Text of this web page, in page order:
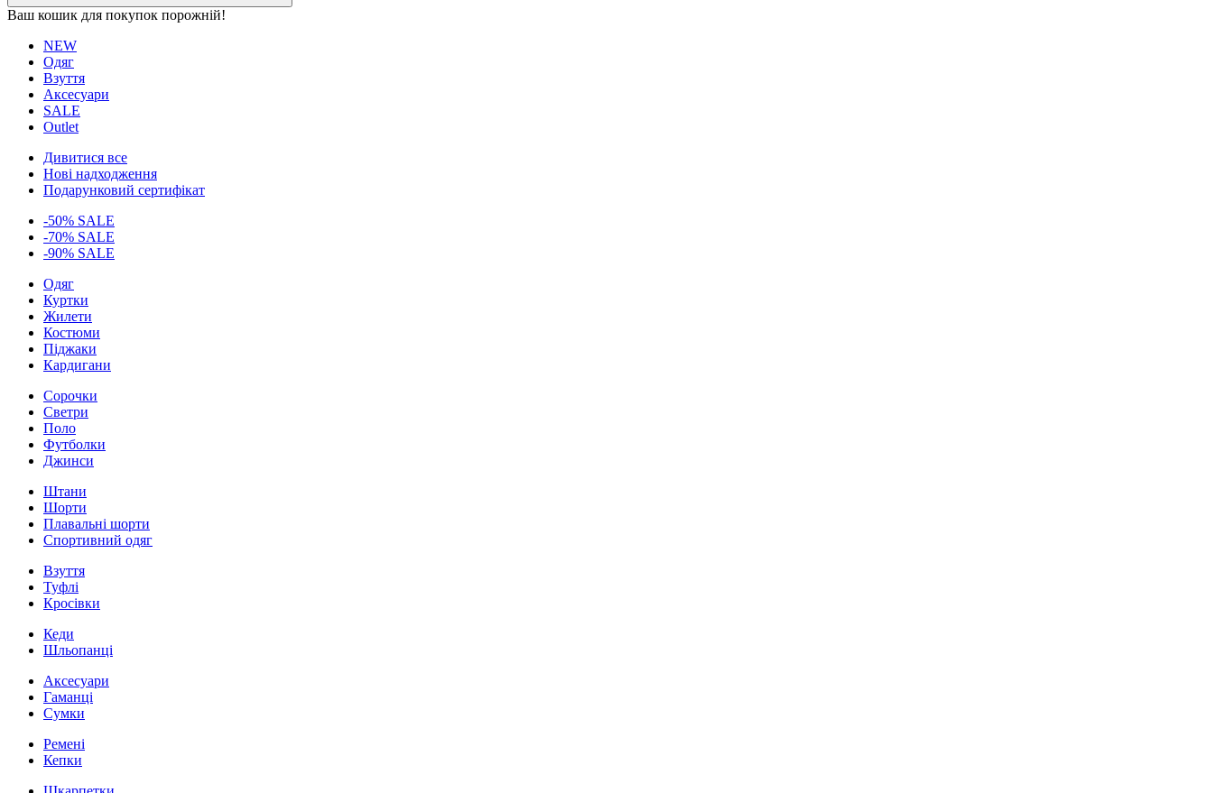
Ваш кошик для покупок порожній!
NEW
Одяг
Взуття
Аксесуари
SALE
Outlet
Дивитися все
Нові надходження
Подарунковий сертифікат
-50% SALE
-70% SALE
-90% SALE
Одяг
Куртки
Жилети
Костюми
Піджаки
Кардигани
Сорочки
Светри
Поло
Футболки
Джинси
Штани
Шорти
Плавальні шорти
Спортивний одяг
Взуття
Туфлі
Кросівки
Кеди
Шльопанці
Аксесуари
Гаманці
Сумки
Ремені
Кепки